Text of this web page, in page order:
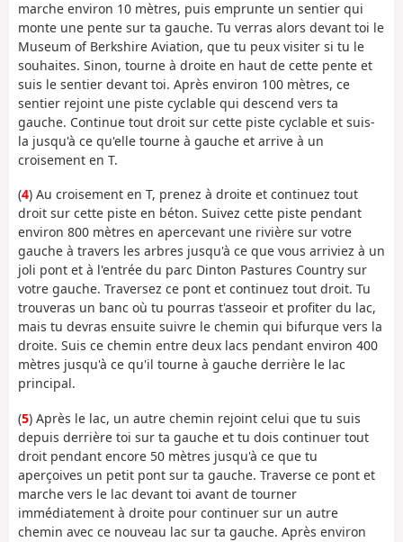
marche environ 10 mètres, puis emprunte un sentier qui
monte une pente sur ta gauche. Tu verras alors devant toi le
Museum of Berkshire Aviation, que tu peux visiter si tu le
souhaites. Sinon, tourne à droite en haut de cette pente et
suis le sentier devant toi. Après environ 100 mètres, ce
sentier rejoint une piste cyclable qui descend vers ta
gauche. Continue tout droit sur cette piste cyclable et suis-
la jusqu'à ce qu'elle tourne à gauche et arrive à un
croisement en T.
(4) Au croisement en T, prenez à droite et continuez tout
droit sur cette piste en béton. Suivez cette piste pendant
environ 800 mètres en apercevant une rivière sur votre
gauche à travers les arbres jusqu'à ce que vous arriviez à un
joli pont et à l'entrée du parc Dinton Pastures Country sur
votre gauche. Traversez ce pont et continuez tout droit. Tu
trouveras un banc où tu pourras t'asseoir et profiter du lac,
mais tu devras ensuite suivre le chemin qui bifurque vers la
droite. Suis ce chemin entre deux lacs pendant environ 400
mètres jusqu'à ce qu'il tourne à gauche derrière le lac
principal.
(5) Après le lac, un autre chemin rejoint celui que tu suis
depuis derrière toi sur ta gauche et tu dois continuer tout
droit pendant encore 50 mètres jusqu'à ce que tu
aperçoives un petit pont sur ta gauche. Traverse ce pont et
marche vers le lac devant toi avant de tourner
immédiatement à droite pour continuer sur un autre
chemin avec ce nouveau lac sur ta gauche. Après environ